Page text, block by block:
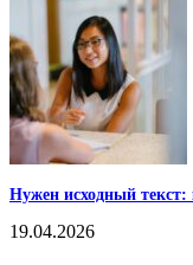
Нужен исходный текст:
19.04.2026